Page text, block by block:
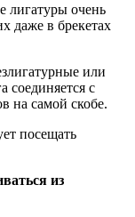
лигатуры очень
даже в брекетах
или
соединяется с
на самой скобе.
посещать
из